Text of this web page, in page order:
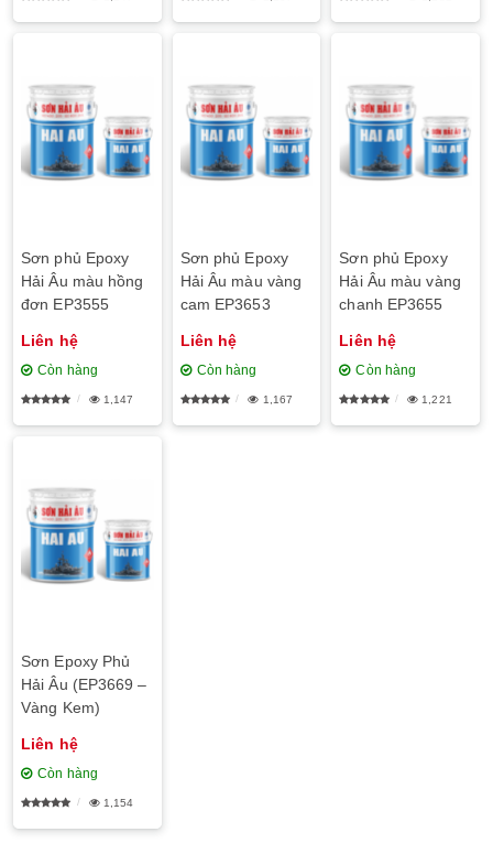
Sơn phủ Epoxy
Hải Âu màu hồng
đơn EP3555
Liên hệ
Còn hàng
1,147
Sơn phủ Epoxy
Hải Âu màu vàng
cam EP3653
Liên hệ
Còn hàng
1,167
Sơn phủ Epoxy
Hải Âu màu vàng
chanh EP3655
Liên hệ
Còn hàng
1,221
Sơn Epoxy Phủ
Hải Âu (EP3669 –
Vàng Kem)
Liên hệ
Còn hàng
1,154